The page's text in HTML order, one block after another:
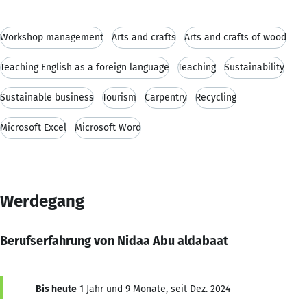
Workshop management Arts and crafts Arts and crafts of wood
Teaching English as a foreign language Teaching Sustainability
Sustainable business Tourism Carpentry Recycling
Microsoft Excel Microsoft Word
Werdegang
Berufserfahrung von Nidaa Abu aldabaat
Bis heute 1 Jahr und 9 Monate, seit Dez. 2024